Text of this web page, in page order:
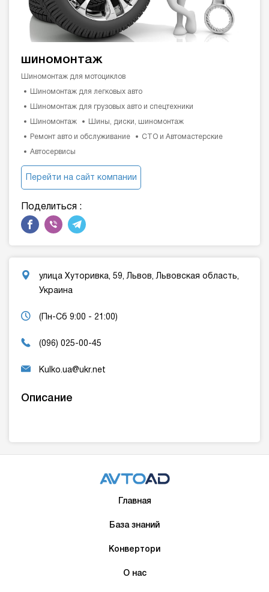
шиномонтаж
Шиномонтаж для мотоциклов
Шиномонтаж для легковых авто
Шиномонтаж для грузовых авто и спецтехники
Шиномонтаж Шины, диски, шиномонтаж
Ремонт авто и обслуживание СТО и Автомастерские
Автосервисы
Перейти на сайт компании
Поделиться :
улица Хуторивка, 59, Львов, Львовская область,
Украина
(Пн-Сб 9:00 - 21:00)
(096) 025-00-45
Kulko.ua@ukr.net
Описание
Главная
База знаний
Конвертори
О нас